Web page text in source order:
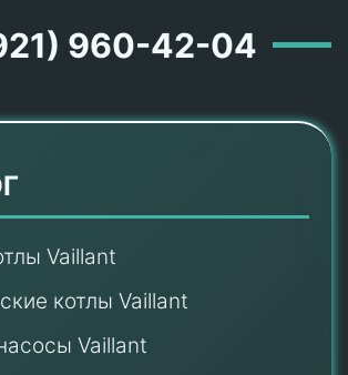
960-42-04
Vaillant
котлы Vaillant
Vaillant